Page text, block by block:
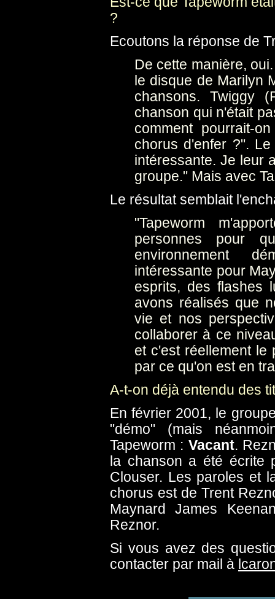
?
Ecoutons la réponse de
De cette manière,
le disque de Marilyn
chansons. Twiggy
chanson qui n'était
comment pourrait-
chorus d'enfer ?".
intéressante. Je leur
groupe." Mais avec
Le résultat semblait
"Tapeworm
personnes pour
environnement
intéressante pour
esprits, des flashes
avons réalisés que
vie et nos
collaborer à ce
et c'est réellement le
par ce qu'on est en
A-t-on déjà entendu des
En février 2001, le
"démo" (mais
Tapeworm : Vacant.
la chanson a été écrite
Clouser. Les paroles et
chorus est de Trent
Maynard James
Reznor.
Si vous avez des
contacter par mail à